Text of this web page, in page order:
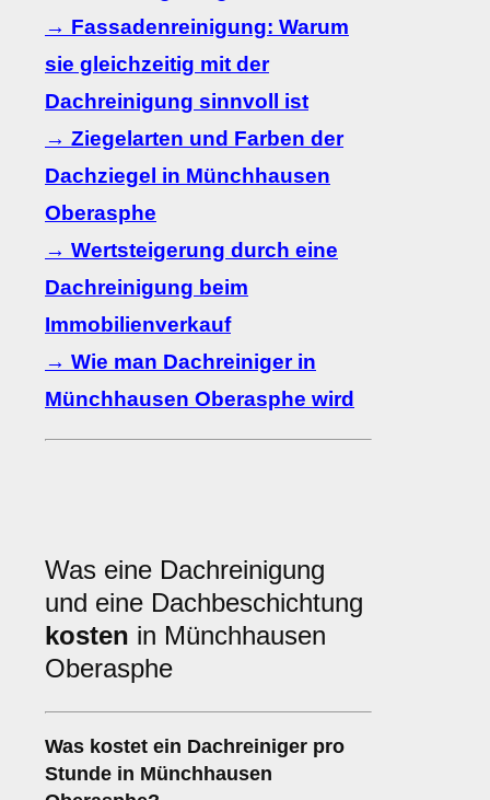
→ Fassadenreinigung: Warum
sie gleichzeitig mit der
Dachreinigung sinnvoll ist
→ Ziegelarten und Farben der
Dachziegel in Münchhausen
Oberasphe
→ Wertsteigerung durch eine
Dachreinigung beim
Immobilienverkauf
→ Wie man Dachreiniger in
Münchhausen Oberasphe wird
Was eine Dachreinigung
und eine Dachbeschichtung
kosten in Münchhausen
Oberasphe
Was kostet ein Dachreiniger pro
Stunde in Münchhausen